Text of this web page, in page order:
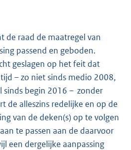
de raad de maatregel van
passend en geboden.
geslagen op het feit dat
– zo niet sinds medio 2008,
sinds begin 2016 – zonder
de alleszins redelijke en op de
van de deken(s) op te volgen
te passen aan de daarvoor
een dergelijke aanpassing